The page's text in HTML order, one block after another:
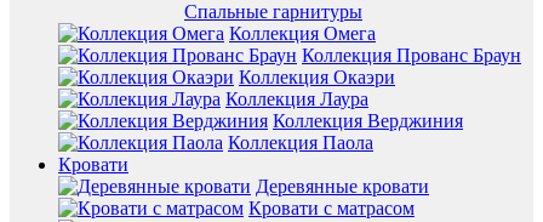
Спальные гарнитуры
Коллекция Омега
Коллекция Прованс Браун
Коллекция Окаэри
Коллекция Лаура
Коллекция Верджиния
Коллекция Паола
Кровати
Деревянные кровати
Кровати с матрасом